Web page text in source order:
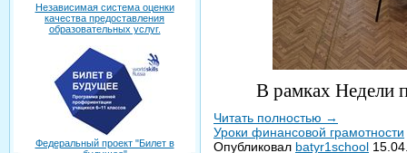
Независимая система оценки
качества предоставления
образовательных услуг.
Федеральный проект "Билет в
В рамках Недели
Читать полностью →
Уроки финансовой грамотности
Опубликовал batyr1school